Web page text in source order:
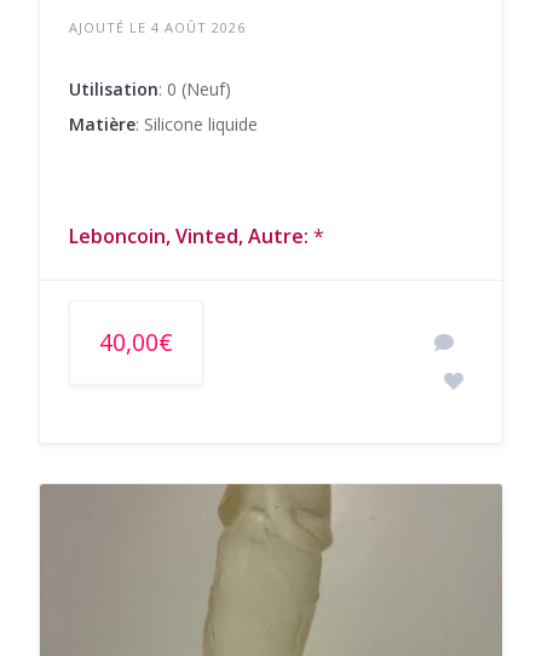
AJOUTÉ LE 4 AOÛT 2026
Utilisation: 0 (Neuf)
Matière: Silicone liquide
Leboncoin, Vinted, Autre: *
40,00€